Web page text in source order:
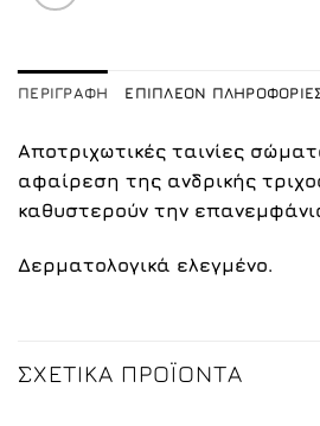
ΠΕΡΙΓΡΑΦΉ ΕΠΙΠΛΈΟΝ
Αποτριχωτικές ταινίες
αφαίρεση της ανδρικής
καθυστερούν την
Δερματολογικά ελεγμένο.
ΣΧΕΤΙΚΆ ΠΡΟΪΌΝΤΑ